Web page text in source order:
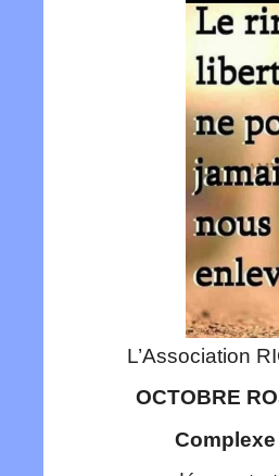
L’Association
OCTOBRE
Complexe